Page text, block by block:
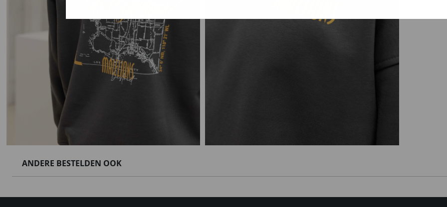
ANDERE BESTELDEN OOK